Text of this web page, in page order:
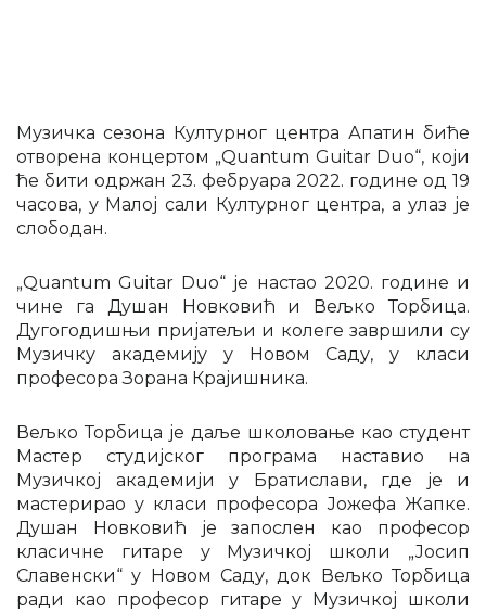
Музичка сезона Културног центра Апатин биће
отворена концертом „Quantum Guitar Duo“, који
ће бити одржан 23. фебруара 2022. године од 19
часова, у Малој сали Културног центра, а улаз је
слободан.
„Quantum Guitar Duo“ је настао 2020. године и
чине га Душан Новковић и Вељко Торбица.
Дугогодишњи пријатељи и колеге завршили су
Музичку академију у Новом Саду, у класи
професора Зорана Крајишника.
Вељко Торбица је даље школовање као студент
Мастер студијског програма наставио на
Музичкој академији у Братислави, где је и
мастерирао у класи професора Јожефа Жапке.
Душан Новковић је запослен као професор
класичне гитаре у Музичкој школи „Јосип
Славенски“ у Новом Саду, док Вељко Торбица
ради као професор гитаре у Музичкој школи